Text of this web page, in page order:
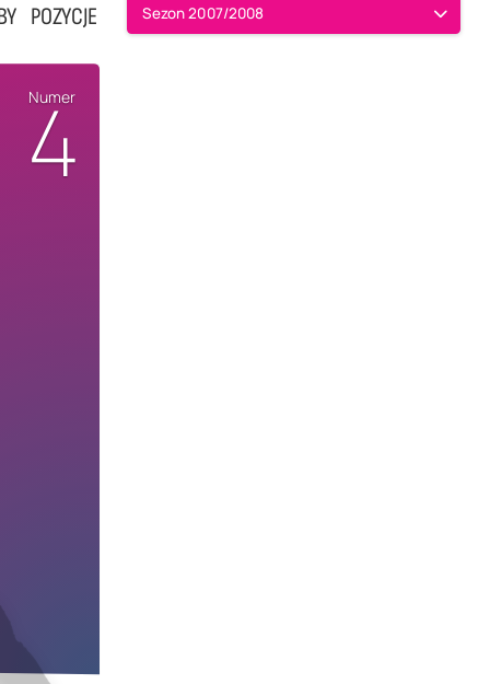
POZYCJE Sezon 2007/2008
Numer
4